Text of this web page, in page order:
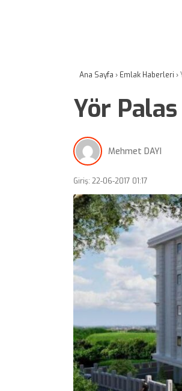
Ana Sayfa › Emlak Haberleri ›
Yör
Mehmet DAYI
Giriş: 22-06-2017 01:17